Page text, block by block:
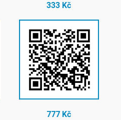
333 Kč
777 Kč